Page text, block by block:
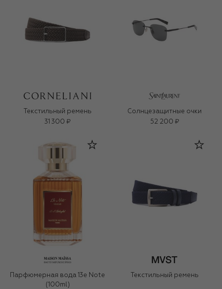
Текстильный ремень
31 300 ₽
Солнцезащитные очки
52 200 ₽
Парфюмерная вода 13e Note
(100ml)
Текстильный ремень